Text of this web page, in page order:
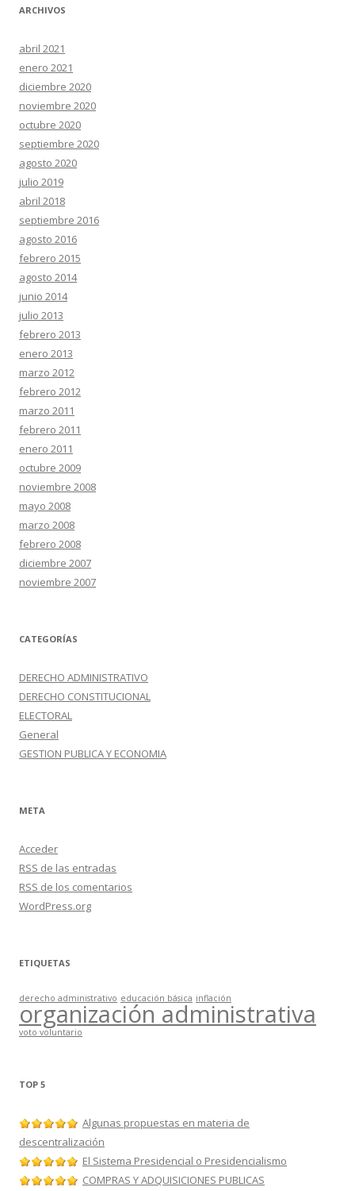
ARCHIVOS
abril 2021
enero 2021
diciembre 2020
noviembre 2020
octubre 2020
septiembre 2020
agosto 2020
julio 2019
abril 2018
septiembre 2016
agosto 2016
febrero 2015
agosto 2014
junio 2014
julio 2013
febrero 2013
enero 2013
marzo 2012
febrero 2012
marzo 2011
febrero 2011
enero 2011
octubre 2009
noviembre 2008
mayo 2008
marzo 2008
febrero 2008
diciembre 2007
noviembre 2007
CATEGORÍAS
DERECHO ADMINISTRATIVO
DERECHO CONSTITUCIONAL
ELECTORAL
General
GESTION PUBLICA Y ECONOMIA
META
Acceder
RSS de las entradas
RSS de los comentarios
WordPress.org
ETIQUETAS
derecho administrativo educación básica inflación
organización administrativa
voto voluntario
TOP 5
Algunas propuestas en materia de
descentralización
El Sistema Presidencial o Presidencialismo
COMPRAS Y ADQUISICIONES PUBLICAS